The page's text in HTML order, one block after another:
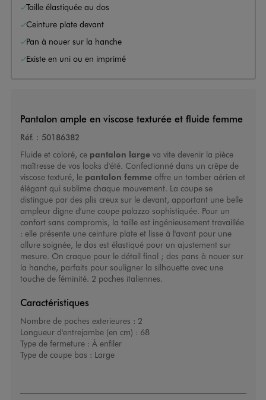
Taille élastiquée au dos
Ceinture plate devant
Pan à nouer sur la hanche
Existe en uni ou en imprimé
Pantalon ample en viscose texturée et fluide femme
Réf. : 50186382
Fluide et coloré, ce pantalon largeva vite devenir la pièce
maîtresse de vos looks d'été. Confectionné dans un crêpe de
viscose texturé, le pantalon femmeoffre un tomber aérien et
élégant qui sublime chaque mouvement. La coupe se
distingue par des plis creux sur le devant, apportant une belle
ampleur digne d'une coupe palazzo sophistiquée. Pour un
confort sans compromis, la taille est ingénieusement travaillée
: elle présente une ceinture plate et lisse à l'avant pour une
allure soignée, le dos est élastiqué pour un ajustement sur
mesure. On craque pour le détail final ; des pans à nouer sur
la hanche, parfaits pour souligner la silhouette avec une
touche de féminité. 2 poches italiennes.
Caractéristiques
Nombre de poches exterieures : 2
Longueur d'entrejambe (en cm) : 68
Type de fermeture : À enfiler
Type de coupe bas : Large